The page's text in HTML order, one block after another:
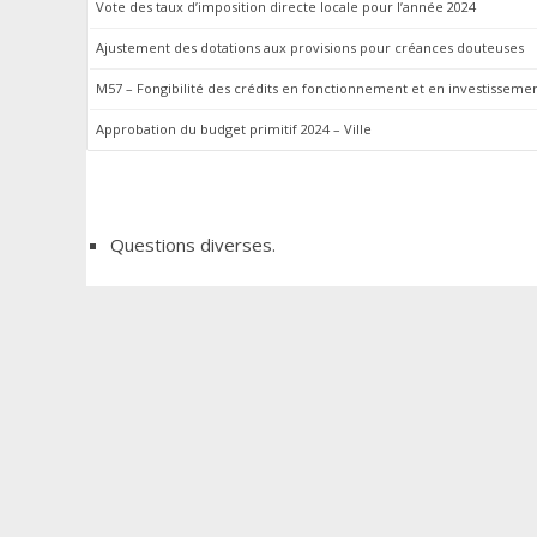
Vote des taux d’imposition directe locale pour l’année 2024
Ajustement des dotations aux provisions pour créances douteuses
M57 – Fongibilité des crédits en fonctionnement et en
Approbation du budget primitif 2024 – Ville
Questions diverses.